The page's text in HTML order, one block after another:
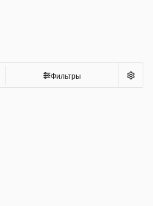
Фильтры